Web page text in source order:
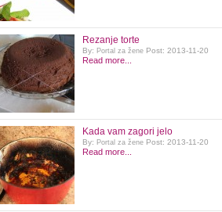
Rezanje torte
By: Portal za žene Post: 2013-11-20
Read more...
Kada vam zagori jelo
By: Portal za žene Post: 2013-11-20
Read more...